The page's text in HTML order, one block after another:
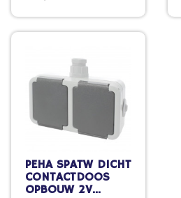
PEHA SPATW DICHT
CONTACTDOOS
OPBOUW 2V